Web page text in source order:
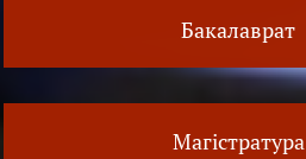
Бакалаврат
Магістратура